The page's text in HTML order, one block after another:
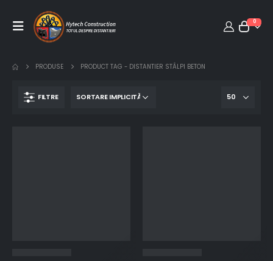
0
PRODUSE PRODUCT TAG - DISTANTIER STÂLPI BETON
FILTRE